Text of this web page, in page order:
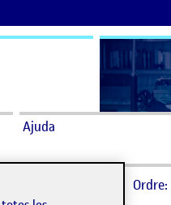
Ajuda
Ordre: